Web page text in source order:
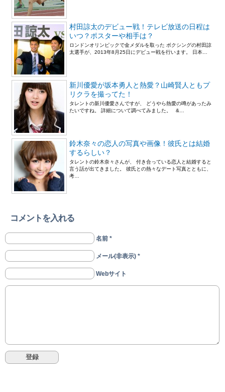
村田諒太のデビュー戦！テレビ放送の日程は
いつ？ポスターや相手は？
ロンドンオリンピックで金メダルを取った ボクシングの村田諒
太選手が、2013年8月25日にデビュー戦を行います。 日本…
新川優愛が坂本勇人と熱愛？山崎賢人ともプ
リクラを撮ってた！
タレントの新川優愛さんですが、 どうやら熱愛の噂があったみ
たいですね。 詳細について調べてみました。 &…
鈴木奈々の恋人の写真や画像！彼氏とは結婚
するらしい？
タレントの鈴木奈々さんが、 付き合っている恋人と結婚すると
言う話が出てきました。 彼氏との熱々なデート写真とともに、
考…
コメントを入れる
名前 *
メール(非表示) *
Webサイト